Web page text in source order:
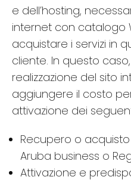
e dell’hosting,
internet con catalogo
acquistare i servizi in
cliente. In questo
realizzazione del sito
aggiungere il costo
attivazione dei
Recupero o
Aruba business o
Attivazione e